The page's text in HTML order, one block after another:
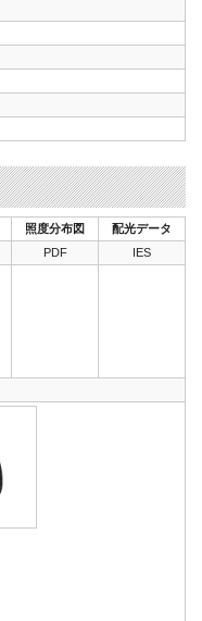
照度分布図
配光データ
PDF IES